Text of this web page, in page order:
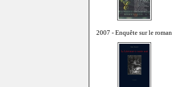
2007 - Enquête sur le roman